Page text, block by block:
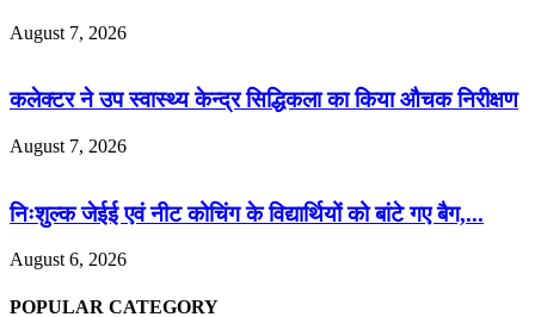
August 7, 2026
कलेक्टर ने उप स्वास्थ्य केन्द्र सिद्धिकला का किया औचक निरीक्षण
August 7, 2026
निःशुल्क जेईई एवं नीट कोचिंग के विद्यार्थियों को बांटे गए बैग,...
August 6, 2026
POPULAR CATEGORY